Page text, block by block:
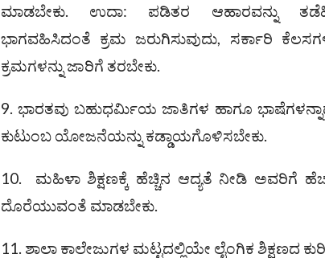
ಮಾಡಬೇಕು. ಉದಾ: ಪಡಿತರ ಆಹಾರವನ್ನು
ಭಾಗವಹಿಸಿದಂತೆ ಕ್ರಮ ಜರುಗಿಸುವುದು, ಸರ್ಕಾರಿ
ಕ್ರಮಗಳನ್ನು ಜಾರಿಗೆ ತರಬೇಕು.
9. ಭಾರತವು ಬಹುಧರ್ಮಿಯ ಜಾತಿಗಳ ಹಾಗೂ
ಕುಟುಂಬ ಯೋಜನೆಯನ್ನು ಕಡ್ಡಾಯಗೊಳಿಸಬೇಕು.
10. ಮಹಿಳಾ ಶಿಕ್ಷಣಕ್ಕೆ ಹೆಚ್ಚಿನ ಆದ್ಯತೆ ನೀಡಿ ಅವರಿಗೆ
ದೊರೆಯುವಂತೆ ಮಾಡಬೇಕು.
11. ಶಾಲಾ ಕಾಲೇಜುಗಳ ಮಟ್ಟದಲ್ಲಿಯೇ ಲೈಂಗಿಕ ಶಿಕ್ಷಣದ